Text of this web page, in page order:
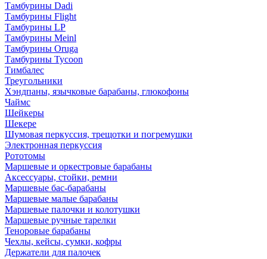
Тамбурины Dadi
Тамбурины Flight
Тамбурины LP
Тамбурины Meinl
Тамбурины Oruga
Тамбурины Tycoon
Тимбалес
Треугольники
Хэндпаны, язычковые барабаны, глюкофоны
Чаймс
Шейкеры
Шекере
Шумовая перкуссия, трещотки и погремушки
Электронная перкуссия
Рототомы
Маршевые и оркестровые барабаны
Аксессуары, стойки, ремни
Маршевые бас-барабаны
Маршевые малые барабаны
Маршевые палочки и колотушки
Маршевые ручные тарелки
Теноровые барабаны
Чехлы, кейсы, сумки, кофры
Держатели для палочек